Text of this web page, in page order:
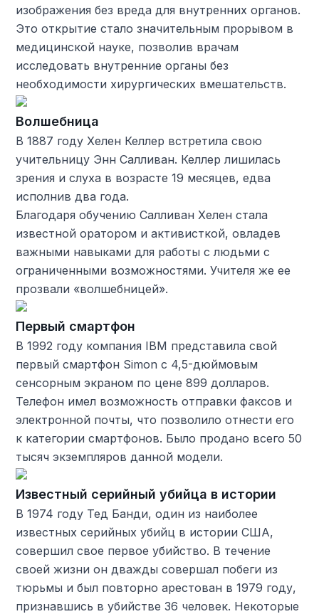
изображения без вреда для внутренних органов.
Это открытие стало значительным прорывом в
медицинской науке, позволив врачам
исследовать внутренние органы без
необходимости хирургических вмешательств.
Волшебница
В 1887 году Хелен Келлер встретила свою
учительницу Энн Салливан. Келлер лишилась
зрения и слуха в возрасте 19 месяцев, едва
исполнив два года.
Благодаря обучению Салливан Хелен стала
известной оратором и активисткой, овладев
важными навыками для работы с людьми с
ограниченными возможностями. Учителя же ее
прозвали «волшебницей».
Первый смартфон
В 1992 году компания IBM представила свой
первый смартфон Simon с 4,5-дюймовым
сенсорным экраном по цене 899 долларов.
Телефон имел возможность отправки факсов и
электронной почты, что позволило отнести его
к категории смартфонов. Было продано всего 50
тысяч экземпляров данной модели.
Известный серийный убийца в истории
В 1974 году Тед Банди, один из наиболее
известных серийных убийц в истории США,
совершил свое первое убийство. В течение
своей жизни он дважды совершал побеги из
тюрьмы и был повторно арестован в 1979 году,
признавшись в убийстве 36 человек. Некоторые